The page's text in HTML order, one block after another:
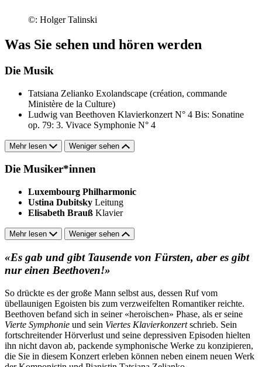
©: Holger Talinski
Was Sie sehen und hören werden
Die Musik
Tatsiana Zelianko Exolandscape (création, commande
Ministère de la Culture)
Ludwig van Beethoven Klavierkonzert N° 4 Bis: Sonatine
op. 79: 3. Vivace Symphonie N° 4
Mehr lesen Weniger sehen
Die Musiker*innen
Luxembourg Philharmonic
Ustina Dubitsky Leitung
Elisabeth Brauß Klavier
Mehr lesen Weniger sehen
«Es gab und gibt Tausende von Fürsten, aber es gibt
nur einen Beethoven!»
So drückte es der große Mann selbst aus, dessen Ruf vom
übellaunigen Egoisten bis zum verzweifelten Romantiker reichte.
Beethoven befand sich in seiner «heroischen» Phase, als er seine
Vierte Symphonie und sein Viertes Klavierkonzertschrieb. Sein
fortschreitender Hörverlust und seine depressiven Episoden hielten
ihn nicht davon ab, packende symphonische Werke zu konzipieren,
die Sie in diesem Konzert erleben können neben einem neuen Werk